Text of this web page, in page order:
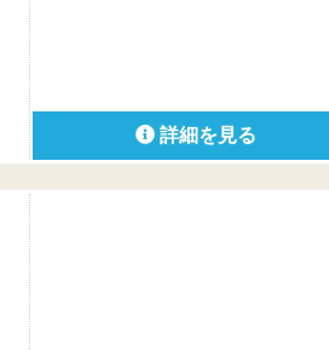
詳細を見る